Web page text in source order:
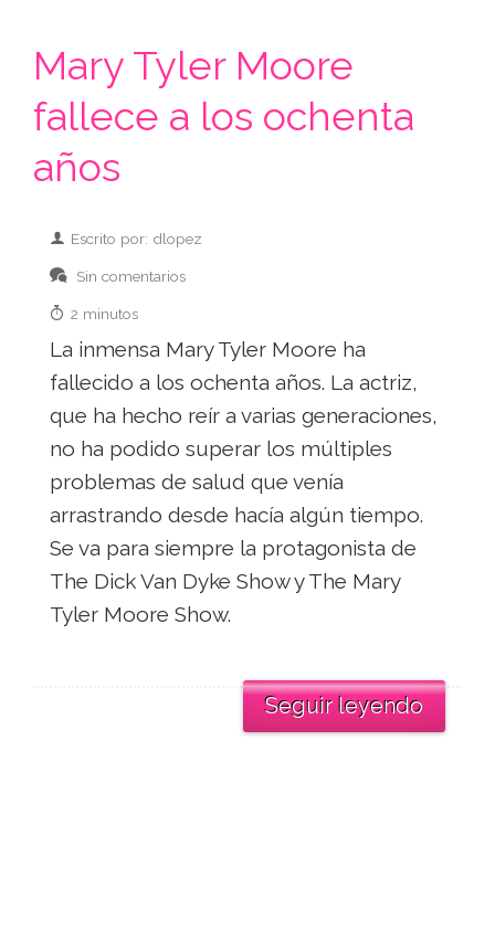
Mary Tyler Moore
fallece a los ochenta
años
Escrito por: dlopez
Sin comentarios
2 minutos
La inmensa Mary Tyler Moore ha
fallecido a los ochenta años. La actriz,
que ha hecho reír a varias generaciones,
no ha podido superar los múltiples
problemas de salud que venía
arrastrando desde hacía algún tiempo.
Se va para siempre la protagonista de
The Dick Van Dyke Show y The Mary
Tyler Moore Show.
Seguir leyendo